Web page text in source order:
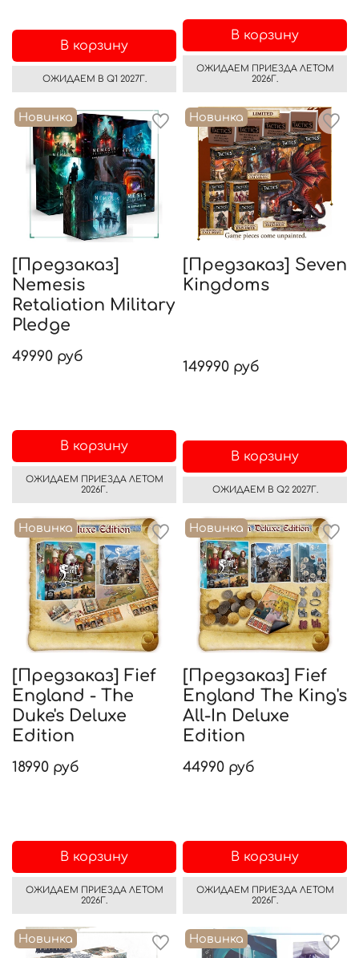
В корзину
ОЖИДАЕМ В Q1 2027Г.
В корзину
ОЖИДАЕМ ПРИЕЗДА ЛЕТОМ
2026Г.
Новинка
[Предзаказ]
Nemesis
Retaliation Military
Pledge
49990 руб
В корзину
ОЖИДАЕМ ПРИЕЗДА ЛЕТОМ
2026Г.
Новинка
[Предзаказ] Seven
Kingdoms
149990 руб
В корзину
ОЖИДАЕМ В Q2 2027Г.
Новинка
[Предзаказ] Fief
England - The
Duke's Deluxe
Edition
18990 руб
В корзину
ОЖИДАЕМ ПРИЕЗДА ЛЕТОМ
2026Г.
Новинка
[Предзаказ] Fief
England The King's
All-In Deluxe
Edition
44990 руб
В корзину
ОЖИДАЕМ ПРИЕЗДА ЛЕТОМ
2026Г.
Новинка Новинка